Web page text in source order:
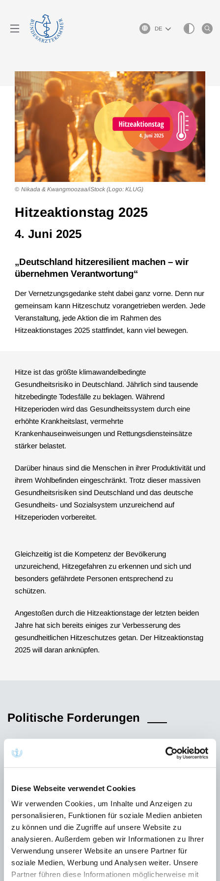
Diese Webseite verwendet Cookies
Wir verwenden Cookies, um Inhalte und Anzeigen zu
personalisieren, Funktionen für soziale Medien anbieten
zu können und die Zugriffe auf unsere Website zu
analysieren. Außerdem geben wir Informationen zu Ihrer
Verwendung unserer Website an unsere Partner für
soziale Medien, Werbung und Analysen weiter. Unsere
Partner führen diese Informationen möglicherweise mit
Sprachauswahl
Hitzeaktionstag 2025
4. Juni 2025
„Deutschland hitzeresilient machen – wir
übernehmen Verantwortung“
Der Vernetzungsgedanke steht dabei ganz vorne. Denn nur
gemeinsam kann Hitzeschutz vorangetrieben werden. Jede
Veranstaltung, jede Aktion die im Rahmen des
Hitzeaktionstages 2025 stattfindet, kann viel bewegen.
Nikada & Kwangmoozaa/iStock (Logo: KLUG)
Hitze ist das größte klimawandelbedingte
Gesundheitsrisiko in Deutschland. Jährlich sind tausende
hitzebedingte Todesfälle zu beklagen. Während
Hitzeperioden wird das Gesundheitssystem durch eine
erhöhte Krankheitslast, vermehrte
Krankenhauseinweisungen und Rettungsdiensteinsätze
stärker belastet.
Darüber hinaus sind die Menschen in ihrer Produktivität und
ihrem Wohlbefinden eingeschränkt. Trotz dieser massiven
Gesundheitsrisiken sind Deutschland und das deutsche
Gesundheits- und Sozialsystem unzureichend auf
Hitzeperioden vorbereitet.
Gleichzeitig ist die Kompetenz der Bevölkerung
unzureichend, Hitzegefahren zu erkennen und sich und
besonders gefährdete Personen entsprechend zu
schützen.
Angestoßen durch die Hitzeaktionstage der letzten beiden
Jahre hat sich bereits einiges zur Verbesserung des
gesundheitlichen Hitzeschutzes getan. Der Hitzeaktionstag
2025 will daran anknüpfen.
Politische Forderungen
Die zunehmende Häufigkeit und Intensität von Hitzeperioden
gefährden die Gesundheit der Bevölkerung. Insbesondere
Personengruppen mit erhöhtem Risiko, wie ältere Menschen,
gesundheitlich stark gefährdet.
Auch Arbeitsbedingungen und Wohnverhältnisse haben
erhebliche Auswirkungen auf die Belastung und
Anpassungsfähigkeit. Daher ist Hitzeschutz auch eine Frage
der gesundheitlichen Chancengleichheit und sozialen
Gerechtigkeit.